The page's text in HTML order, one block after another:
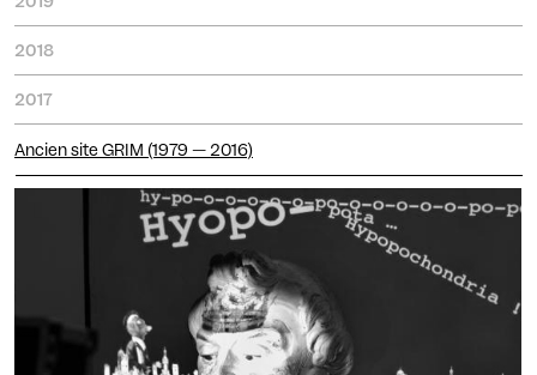
2018
2017
Ancien site GRIM (1979 — 2016)